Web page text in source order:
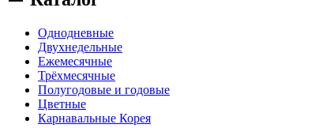
Однодневные
Двухнедельные
Ежемесячные
Трёхмесячные
Полугодовые и годовые
Цветные
Карнавальные Корея